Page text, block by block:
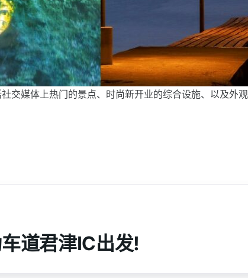
交媒体上热门的景点、时尚新开业的综合设施、以及外
道君津IC出发!